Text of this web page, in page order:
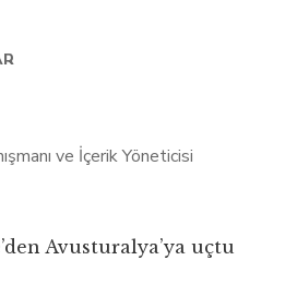
Avusturalya’ya uçtu